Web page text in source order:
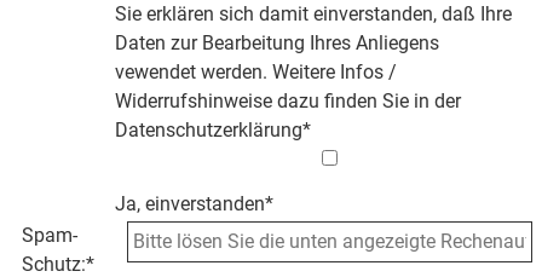
Sie erklären sich damit einverstanden, daß Ihre
Daten zur Bearbeitung Ihres Anliegens
vewendet werden. Weitere Infos /
Widerrufshinweise dazu finden Sie in der
Datenschutzerklärung*
Ja, einverstanden*
Spam-
Schutz:*